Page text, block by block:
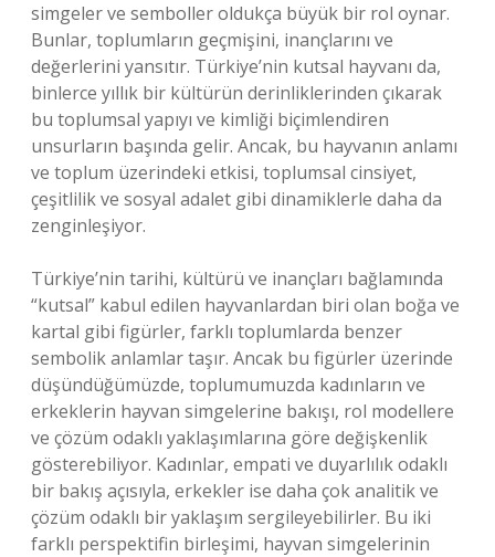
simgeler ve semboller oldukça büyük bir rol oynar.
Bunlar, toplumların geçmişini, inançlarını ve
değerlerini yansıtır. Türkiye’nin kutsal hayvanı da,
binlerce yıllık bir kültürün derinliklerinden çıkarak
bu toplumsal yapıyı ve kimliği biçimlendiren
unsurların başında gelir. Ancak, bu hayvanın anlamı
ve toplum üzerindeki etkisi, toplumsal cinsiyet,
çeşitlilik ve sosyal adalet gibi dinamiklerle daha da
zenginleşiyor.
Türkiye’nin tarihi, kültürü ve inançları bağlamında
“kutsal” kabul edilen hayvanlardan biri olan boğa ve
kartal gibi figürler, farklı toplumlarda benzer
sembolik anlamlar taşır. Ancak bu figürler üzerinde
düşündüğümüzde, toplumumuzda kadınların ve
erkeklerin hayvan simgelerine bakışı, rol modellere
ve çözüm odaklı yaklaşımlarına göre değişkenlik
gösterebiliyor. Kadınlar, empati ve duyarlılık odaklı
bir bakış açısıyla, erkekler ise daha çok analitik ve
çözüm odaklı bir yaklaşım sergileyebilirler. Bu iki
farklı perspektifin birleşimi, hayvan simgelerinin